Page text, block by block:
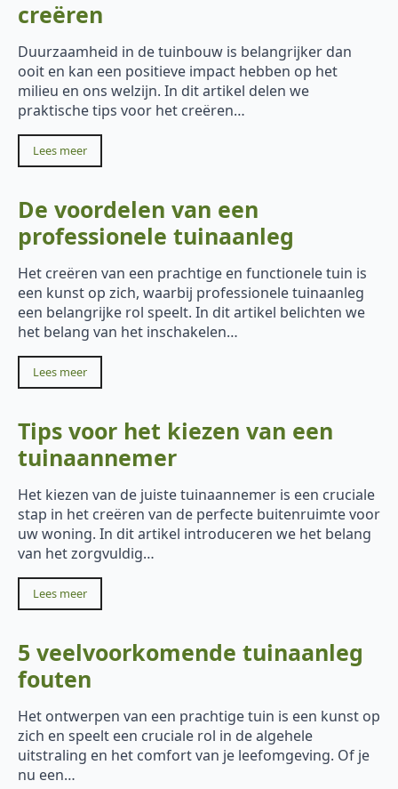
creëren
Duurzaamheid in de tuinbouw is belangrijker dan
ooit en kan een positieve impact hebben op het
milieu en ons welzijn. In dit artikel delen we
praktische tips voor het creëren…
Lees meer
De voordelen van een
professionele tuinaanleg
Het creëren van een prachtige en functionele tuin is
een kunst op zich, waarbij professionele tuinaanleg
een belangrijke rol speelt. In dit artikel belichten we
het belang van het inschakelen…
Lees meer
Tips voor het kiezen van een
tuinaannemer
Het kiezen van de juiste tuinaannemer is een cruciale
stap in het creëren van de perfecte buitenruimte voor
uw woning. In dit artikel introduceren we het belang
van het zorgvuldig…
Lees meer
5 veelvoorkomende tuinaanleg
fouten
Het ontwerpen van een prachtige tuin is een kunst op
zich en speelt een cruciale rol in de algehele
uitstraling en het comfort van je leefomgeving. Of je
nu een…